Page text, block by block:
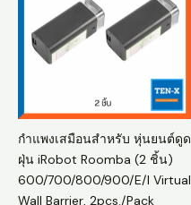
กำแพงเสมือนสำหรับ หุ่นยนต์ดูด
ฝุ่น iRobot Roomba (2 ชิ้น)
600/700/800/900/E/I Virtual
Wall Barrier, 2pcs./Pack